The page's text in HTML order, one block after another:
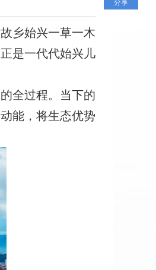
乡始兴一草一木
是一代代始兴儿
全过程。当下的
能，将生态优势
分享